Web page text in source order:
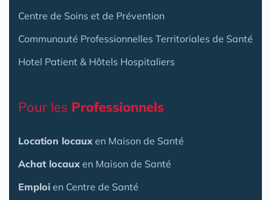
Centre de Soins et de Prévention
Communauté Professionnelles Territoriales de Santé
Hotel Patient & Hôtels Hospitaliers
Pour les Professionnels
Location locaux en Maison de Santé
Achat locaux en Maison de Santé
Emploi en Centre de Santé